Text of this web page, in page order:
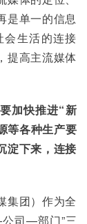
是单一的信息
生活的连接
提高主流媒体
加快推进“新
等各种生产要
淀下来，连接
集团）作为全
司—部门”三